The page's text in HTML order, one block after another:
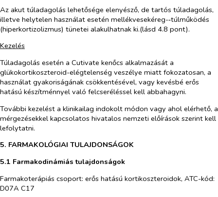
Az akut túladagolás lehetősége elenyésző, de tartós túladagolás,
illetve helytelen használat esetén mellékvesekéreg-‑túlműködés
(hiperkortizolizmus) tünetei alakulhatnak ki.(lásd 4.8 pont).
Kezelés
Túladagolás esetén a Cutivate kenőcs alkalmazását a
glükokortikoszteroid-elégtelenség veszélye miatt fokozatosan, a
használat gyakoriságának csökkentésével, vagy kevésbé erős
hatású készítménnyel való felcseréléssel kell abbahagyni.
További kezelést a klinikailag indokolt módon vagy ahol elérhető, a
mérgezésekkel kapcsolatos hivatalos nemzeti előírások szerint kell
lefolytatni.
5. FARMAKOLÓGIAI TULAJDONSÁGOK
5.1 Farmakodinámiás tulajdonságok
Farmakoterápiás csoport: erős hatású kortikoszteroidok, ATC-kód:
D07A C17